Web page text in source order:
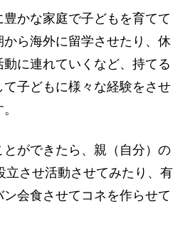
かな家庭で子どもを育てて
ら海外に留学させたり、休
に連れていくなど、持てる
子どもに様々な経験をさせ
ができたら、親（自分）の
立させ活動させてみたり、有
会食させてコネを作らせて